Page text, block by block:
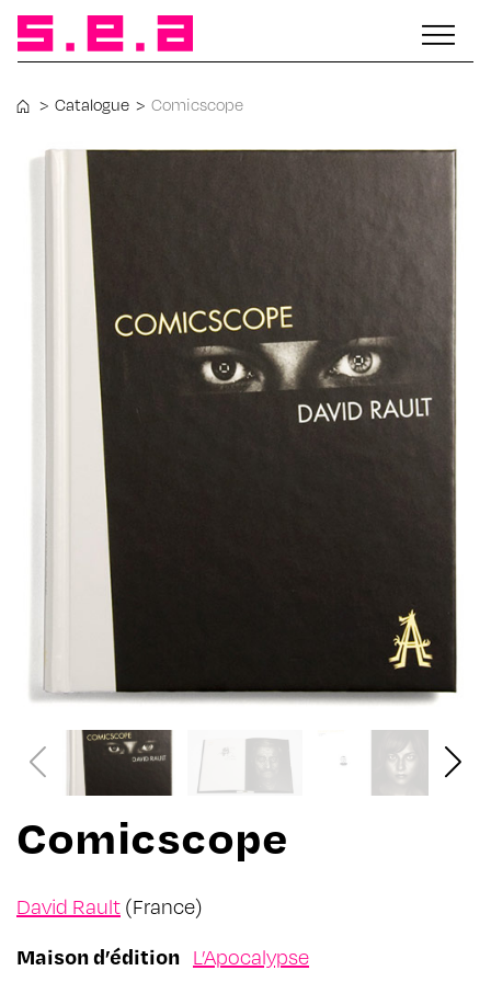
> Catalogue > Comicscope
Comicscope
David Rault (France)
Maison d’édition L’Apocalypse